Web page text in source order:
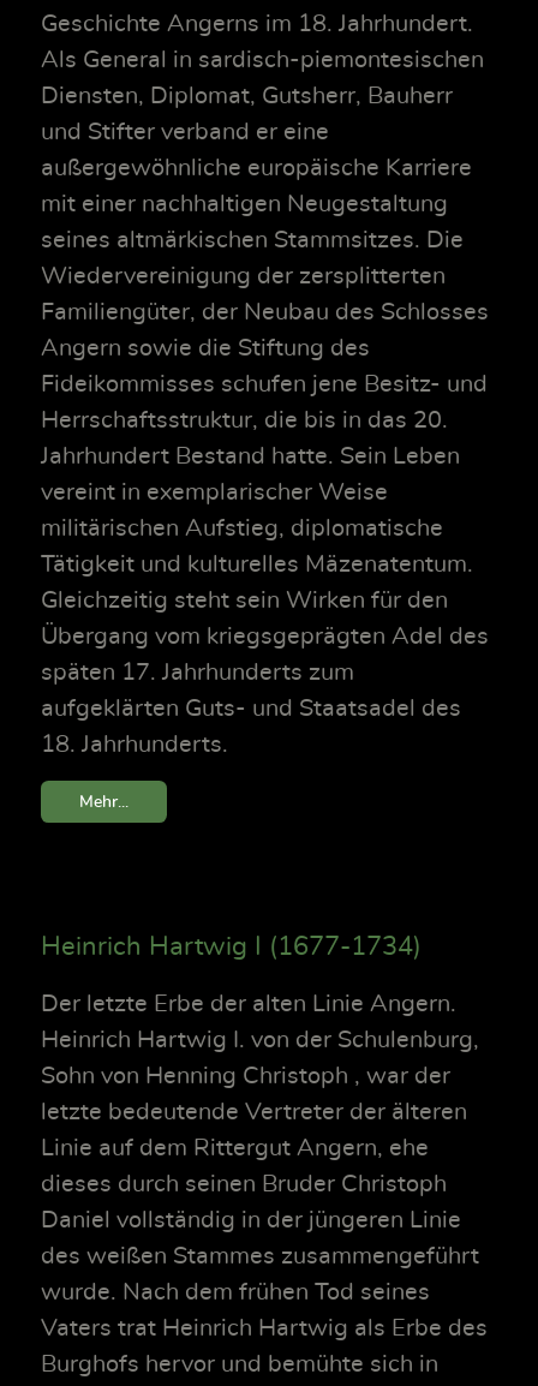
Geschichte Angerns im 18. Jahrhundert.
Als General in sardisch-piemontesischen
Diensten, Diplomat, Gutsherr, Bauherr
und Stifter verband er eine
außergewöhnliche europäische Karriere
mit einer nachhaltigen Neugestaltung
seines altmärkischen Stammsitzes. Die
Wiedervereinigung der zersplitterten
Familiengüter, der Neubau des Schlosses
Angern sowie die Stiftung des
Fideikommisses schufen jene Besitz- und
Herrschaftsstruktur, die bis in das 20.
Jahrhundert Bestand hatte. Sein Leben
vereint in exemplarischer Weise
militärischen Aufstieg, diplomatische
Tätigkeit und kulturelles Mäzenatentum.
Gleichzeitig steht sein Wirken für den
Übergang vom kriegsgeprägten Adel des
späten 17. Jahrhunderts zum
aufgeklärten Guts- und Staatsadel des
18. Jahrhunderts.
Mehr...
Heinrich Hartwig I (1677-1734)
Der letzte Erbe der alten Linie Angern.
Heinrich Hartwig I. von der Schulenburg,
Sohn von Henning Christoph , war der
letzte bedeutende Vertreter der älteren
Linie auf dem Rittergut Angern, ehe
dieses durch seinen Bruder Christoph
Daniel vollständig in der jüngeren Linie
des weißen Stammes zusammengeführt
wurde. Nach dem frühen Tod seines
Vaters trat Heinrich Hartwig als Erbe des
Burghofs hervor und bemühte sich in